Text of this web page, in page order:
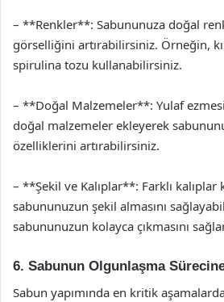
– **Renkler**: Sabununuza doğal
görselliğini artırabilirsiniz. Örneğin,
spirulina tozu kullanabilirsiniz.
– **Doğal Malzemeler**: Yulaf
doğal malzemeler ekleyerek
özelliklerini artırabilirsiniz.
– **Şekil ve Kalıplar**: Farklı kalıplar
sabununuzun şekil almasını
sabununuzun kolayca çıkmasını
6. Sabunun Olgunlaşma
Sabun yapımında en kritik